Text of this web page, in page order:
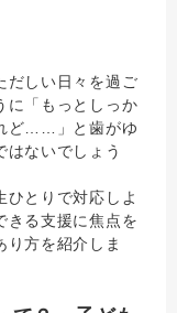
だしい日々を過ご
に「もっとしっか
ど……」と歯がゆ
はないでしょう
ひとりで対応しよ
きる支援に焦点を
り方を紹介しま